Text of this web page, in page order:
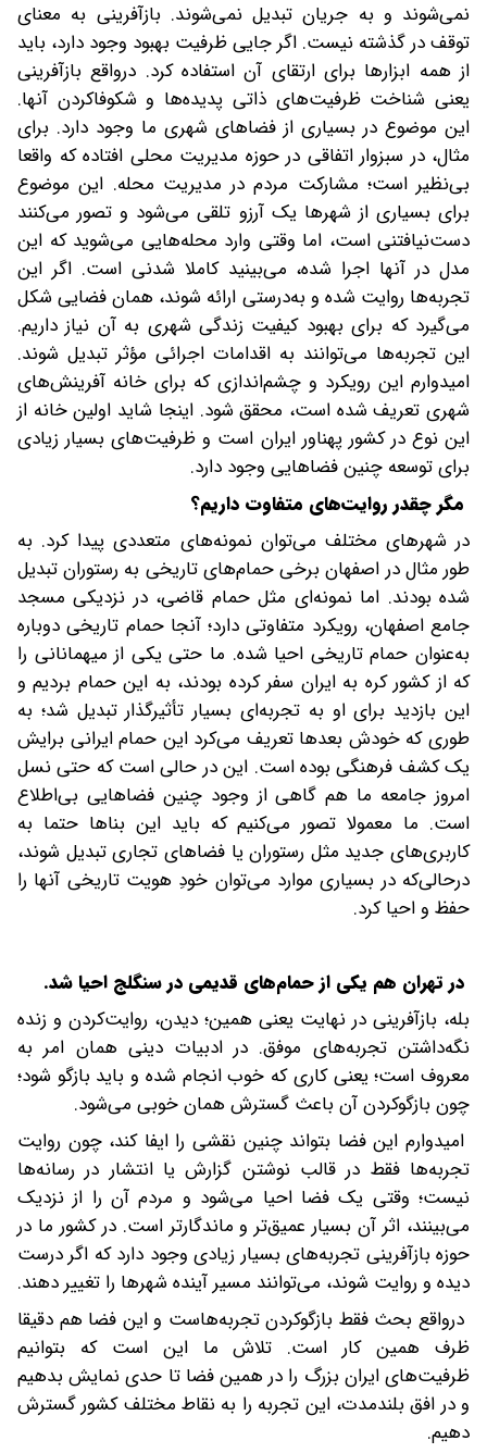
نمی‌شوند و به جریان تبدیل نمی‌شوند. بازآفرینی به معنای
توقف در گذشته نیست. اگر جایی ظرفیت بهبود وجود دارد، باید
از همه ابزارها برای ارتقای آن استفاده کرد. در‌واقع بازآفرینی
یعنی شناخت ظرفیت‌های ذاتی پدیده‌ها و شکوفا‌کردن آنها.
این موضوع در بسیاری از فضاهای شهری ما وجود دارد. برای
مثال، در سبزوار اتفاقی در حوزه مدیریت محلی افتاده که واقعا
بی‌نظیر است؛ مشارکت مردم در مدیریت محله. این موضوع
برای بسیاری از شهرها یک آرزو تلقی می‌شود و تصور می‌کنند
دست‌نیافتنی است، اما وقتی وارد محله‌هایی می‌شوید که این
مدل در آنها اجرا شده، می‌بینید ‌کاملا شدنی است. اگر این
تجربه‌ها روایت شده و به‌درستی ارائه شوند، همان فضایی شکل
می‌گیرد که برای بهبود کیفیت زندگی شهری به آن نیاز داریم.
این تجربه‌ها می‌توانند به اقدامات اجرائی مؤثر تبدیل شوند.
امیدوارم این رویکرد و چشم‌اندازی که برای خانه آفرینش‌های
شهری تعریف شده است، محقق شود. اینجا شاید اولین خانه از
این نوع در کشور پهناور ایران است و ظرفیت‌های بسیار زیادی
برای توسعه چنین فضاهایی وجود دارد.
مگر چقدر روایت‌های متفاوت داریم؟
در شهرهای مختلف می‌توان نمونه‌های متعددی پیدا کرد. به
طور مثال در اصفهان برخی حمام‌های تاریخی به رستوران تبدیل
شده بودند. اما نمونه‌ای مثل حمام قاضی، در نزدیکی مسجد
جامع اصفهان، رویکرد متفاوتی دارد؛ آنجا حمام تاریخی دوباره
به‌عنوان حمام تاریخی احیا شده. ما حتی یکی از میهمانانی را
که از کشور کره به ایران سفر کرده بودند، به این حمام بردیم و
این بازدید برای او به تجربه‌ای بسیار تأثیرگذار تبدیل شد؛ به‌
طوری که خودش بعدها تعریف می‌کرد این حمام ایرانی برایش
یک کشف فرهنگی بوده است. این در حالی است که حتی نسل
امروز جامعه ما هم گاهی از وجود چنین فضاهایی بی‌اطلاع
است. ما معمولا تصور می‌کنیم که باید این بناها حتما به
کاربری‌های جدید مثل رستوران یا فضاهای تجاری تبدیل شوند،
در‌حالی‌که در بسیاری موارد می‌توان خودِ هویت تاریخی آنها را
حفظ و احیا کرد.
در تهران هم یکی از حمام‌های قدیمی در سنگلج احیا شد.
بله، بازآفرینی در نهایت یعنی همین؛ دیدن، روایت‌کردن و زنده
نگه‌داشتن تجربه‌های موفق. در ادبیات دینی همان امر به
معروف است؛ یعنی کاری که خوب انجام شده و باید بازگو شود؛
چون بازگوکردن آن باعث گسترش همان خوبی می‌شود.
امیدوارم این فضا بتواند چنین نقشی را ایفا کند، چون روایت
تجربه‌ها فقط در قالب نوشتن گزارش یا انتشار در رسانه‌ها
نیست؛ وقتی یک فضا احیا می‌شود و مردم آن را از نزدیک
می‌بینند، اثر آن بسیار عمیق‌تر و ماندگارتر است. در کشور ما در
حوزه بازآفرینی تجربه‌های بسیار زیادی وجود دارد که اگر درست
دیده و روایت شوند، می‌توانند مسیر آینده شهرها را تغییر دهند.
در‌واقع بحث فقط بازگو‌کردن تجربه‌هاست و این فضا هم دقیقا
ظرف همین کار است. تلاش ما این است که بتوانیم
ظرفیت‌های ایران بزرگ را در همین فضا تا حدی نمایش بدهیم
و در افق بلندمدت، این تجربه را به نقاط مختلف کشور گسترش
دهیم.